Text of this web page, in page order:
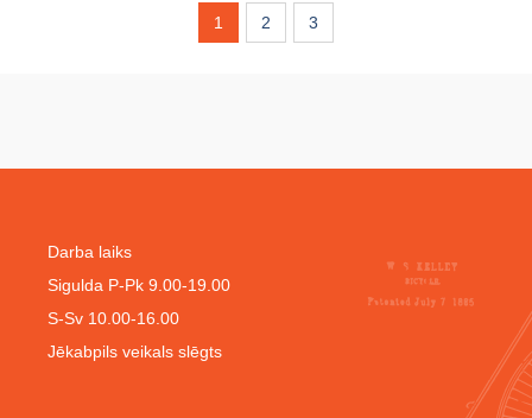
1 2 3
Darba laiks
Sigulda P-Pk 9.00-19.00
S-Sv 10.00-16.00
Jēkabpils veikals slēgts